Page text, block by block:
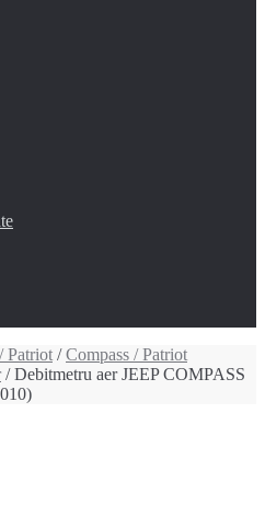
Patriot /Compass / Patriot
/ Debitmetru aer JEEP COMPASS